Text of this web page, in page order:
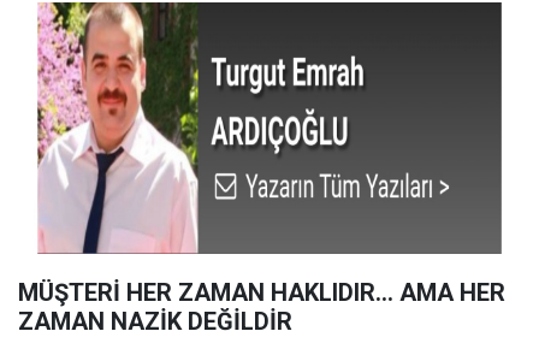
MÜŞTERİ HER ZAMAN HAKLIDIR… AMA HER
ZAMAN NAZİK DEĞİLDİR